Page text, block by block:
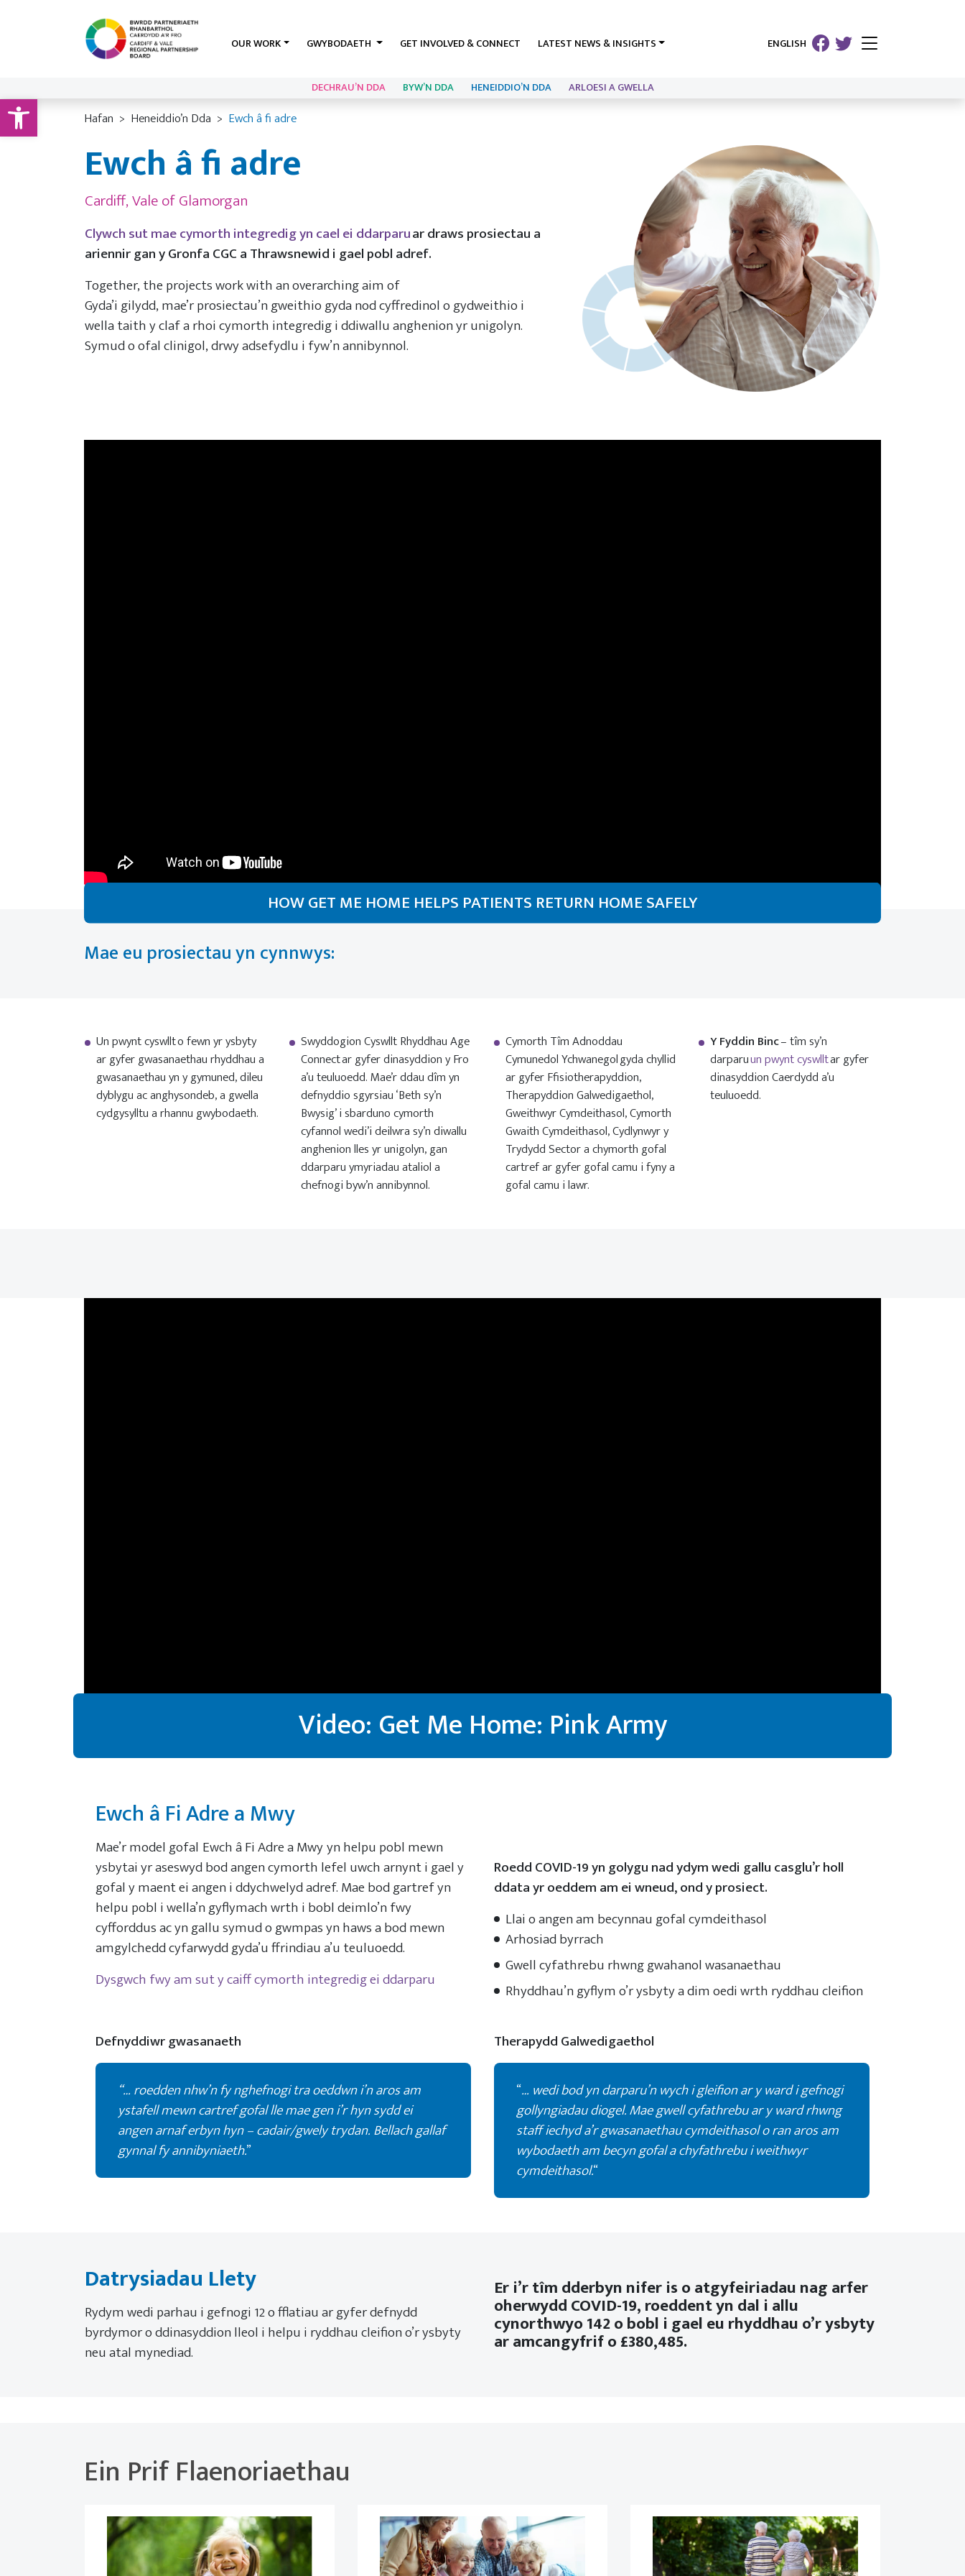
Open toolbar
OUR WORK GWYBODAETH GET INVOLVED & CONNECT LATEST NEWS & INSIGHTS ENGLISH
DECHRAU’N DDA BYW’N DDA HENEIDDIO’N DDA ARLOESI A GWELLA
Hafan Heneiddio’n Dda Ewch â fi adre
Ewch â fi adre
Cardiff, Vale of Glamorgan
Clywch sut mae cymorth integredig yn cael ei ddarparuar draws prosiectau a
ariennir gan y Gronfa CGC a Thrawsnewid i gael pobl adref.
Together, the projects work with an overarching aim of
Gyda’i gilydd, mae’r prosiectau’n gweithio gyda nod cyffredinol o gydweithio i
wella taith y claf a rhoi cymorth integredig i ddiwallu anghenion yr unigolyn.
Symud o ofal clinigol, drwy adsefydlu i fyw’n annibynnol.
HOW GET ME HOME HELPS PATIENTS RETURN HOME SAFELY
Mae eu prosiectau yn cynnwys:
Un pwynt cyswllt o fewn yr ysbyty
ar gyfer gwasanaethau rhyddhau a
gwasanaethau yn y gymuned, dileu
dyblygu ac anghysondeb, a gwella
cydgysylltu a rhannu gwybodaeth.
Swyddogion Cyswllt Rhyddhau Age
Connect ar gyfer dinasyddion y Fro
a’u teuluoedd. Mae’r ddau dîm yn
defnyddio sgyrsiau ‘Beth sy’n
Bwysig’ i sbarduno cymorth
cyfannol wedi’i deilwra sy’n diwallu
anghenion lles yr unigolyn, gan
ddarparu ymyriadau ataliol a
chefnogi byw’n annibynnol.
Cymorth Tîm Adnoddau
Cymunedol Ychwanegol gyda chyllid
ar gyfer Ffisiotherapyddion,
Therapyddion Galwedigaethol,
Gweithwyr Cymdeithasol, Cymorth
Gwaith Cymdeithasol, Cydlynwyr y
Trydydd Sector a chymorth gofal
cartref ar gyfer gofal camu i fyny a
gofal camu i lawr.
Y Fyddin Binc– tîm sy’n
darparuun pwynt cyswlltar gyfer
dinasyddion Caerdydd a’u
teuluoedd.
Video: Get Me Home: Pink Army
Ewch â Fi Adre a Mwy
Mae’r model gofal Ewch â Fi Adre a Mwy yn helpu pobl mewn
ysbytai yr aseswyd bod angen cymorth lefel uwch arnynt i gael y
gofal y maent ei angen i ddychwelyd adref. Mae bod gartref yn
helpu pobl i wella’n gyflymach wrth i bobl deimlo’n fwy
cyfforddus ac yn gallu symud o gwmpas yn haws a bod mewn
amgylchedd cyfarwydd gyda’u ffrindiau a’u teuluoedd.
Dysgwch fwy am sut y caiff cymorth integredig ei ddarparu
Roedd COVID-19 yn golygu nad ydym wedi gallu casglu’r holl
ddata yr oeddem am ei wneud, ond y prosiect.
Llai o angen am becynnau gofal cymdeithasol
Arhosiad byrrach
Gwell cyfathrebu rhwng gwahanol wasanaethau
Rhyddhau’n gyflym o’r ysbyty a dim oedi wrth ryddhau cleifion
Defnyddiwr gwasanaeth
“… roedden nhw’n fy nghefnogi tra oeddwn i’n aros am
ystafell mewn cartref gofal lle mae gen i’r hyn sydd ei
angen arnaf erbyn hyn – cadair/gwely trydan. Bellach gallaf
gynnal fy annibyniaeth.”
Therapydd Galwedigaethol
“… wedi bod yn darparu’n wych i gleifion ar y ward i gefnogi
gollyngiadau diogel. Mae gwell cyfathrebu ar y ward rhwng
staff iechyd a’r gwasanaethau cymdeithasol o ran aros am
wybodaeth am becyn gofal a chyfathrebu i weithwyr
cymdeithasol.“
Datrysiadau Llety
Rydym wedi parhau i gefnogi 12 o fflatiau ar gyfer defnydd
byrdymor o ddinasyddion lleol i helpu i ryddhau cleifion o’r ysbyty
neu atal mynediad.
Er i’r tîm dderbyn nifer is o atgyfeiriadau nag arfer
oherwydd COVID-19, roeddent yn dal i allu
cynorthwyo 142 o bobl i gael eu rhyddhau o’r ysbyty
ar amcangyfrif o £380,485.
Ein Prif Flaenoriaethau